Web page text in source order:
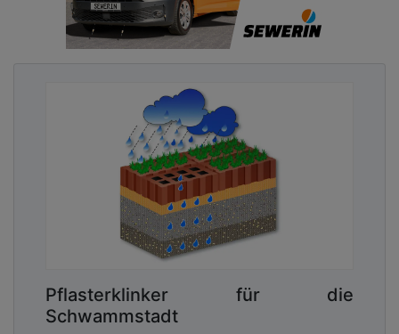
Pflasterklinker für die
Schwammstadt